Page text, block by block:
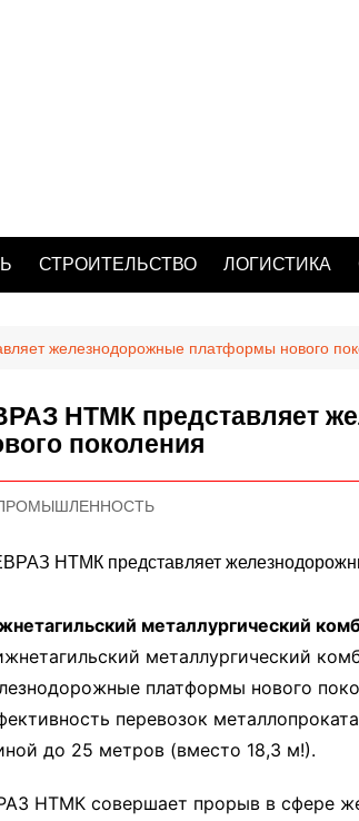
СТРОИТЕЛЬСТВО ЛОГИСТИКА
железнодорожные платформы нового
НТМК представляет
поколения
металлургический
металлургический
платформы нового
перевозок
до 25 метров (вместо 18,3 м!).
НТМК совершает прорыв в сфере